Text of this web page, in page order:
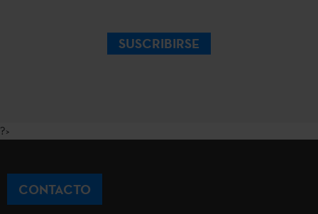
SUSCRIBIRSE
?>
CONTACTO